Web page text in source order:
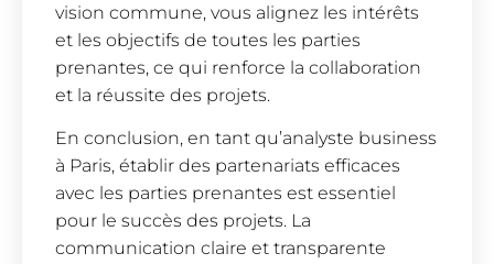
vision commune, vous alignez les intérêts
et les objectifs de toutes les parties
prenantes, ce qui renforce la collaboration
et la réussite des projets.
En conclusion, en tant qu’analyste business
à Paris, établir des partenariats efficaces
avec les parties prenantes est essentiel
pour le succès des projets. La
communication claire et transparente